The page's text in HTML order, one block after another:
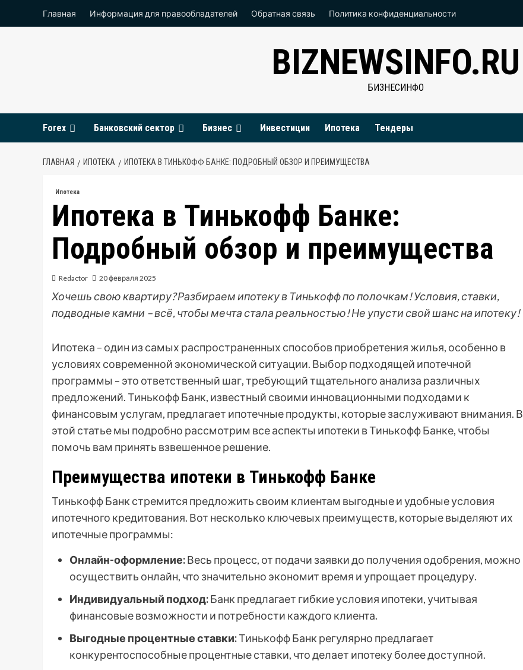
Главная Информация для правообладателей Обратная связь Политика конфиденциальности
BIZNEWSINFO.RU
БИЗНЕСИНФО
Forex Банковский сектор Бизнес Инвестиции Ипотека Тендеры
ГЛАВНАЯ ИПОТЕКА ИПОТЕКА В ТИНЬКОФФ БАНКЕ: ПОДРОБНЫЙ ОБЗОР И ПРЕИМУЩЕСТВА
Ипотека
Ипотека в Тинькофф Банке:
Подробный обзор и преимущества
Redactor 20 февраля 2025
Хочешь свою квартиру? Разбираем ипотеку в Тинькофф по полочкам! Условия, ставки,
подводные камни – всё, чтобы мечта стала реальностью! Не упусти свой шанс на ипотеку!
Ипотека – один из самых распространенных способов приобретения жилья, особенно в
условиях современной экономической ситуации. Выбор подходящей ипотечной
программы – это ответственный шаг, требующий тщательного анализа различных
предложений. Тинькофф Банк, известный своими инновационными подходами к
финансовым услугам, предлагает ипотечные продукты, которые заслуживают внимания. В
этой статье мы подробно рассмотрим все аспекты ипотеки в Тинькофф Банке, чтобы
помочь вам принять взвешенное решение.
Преимущества ипотеки в Тинькофф Банке
Тинькофф Банк стремится предложить своим клиентам выгодные и удобные условия
ипотечного кредитования. Вот несколько ключевых преимуществ, которые выделяют их
ипотечные программы:
Онлайн-оформление:Весь процесс, от подачи заявки до получения одобрения, можно
осуществить онлайн, что значительно экономит время и упрощает процедуру.
Индивидуальный подход:Банк предлагает гибкие условия ипотеки, учитывая
финансовые возможности и потребности каждого клиента.
Выгодные процентные ставки:Тинькофф Банк регулярно предлагает
конкурентоспособные процентные ставки, что делает ипотеку более доступной.